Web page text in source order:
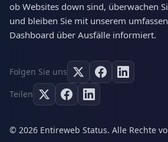
ob Websites down sind, überwachen
und bleiben Sie mit unserem
Dashboard über Ausfälle informiert.
Folgen Sie uns
Teilen
© 2026 Entireweb Status. Alle Rechte